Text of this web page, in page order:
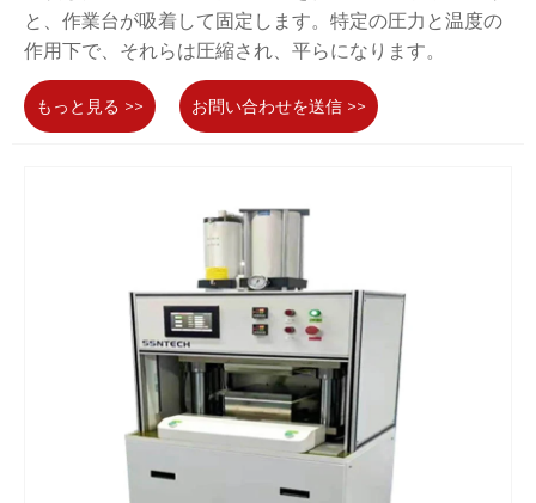
と、作業台が吸着して固定します。特定の圧力と温度の
作用下で、それらは圧縮され、平らになります。
もっと見る >> お問い合わせを送信 >>